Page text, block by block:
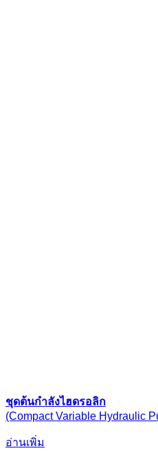
ชุดต้นกำลังไฮดรอลิก
(Compact Variable Hydraulic
อ่านเพิ่ม